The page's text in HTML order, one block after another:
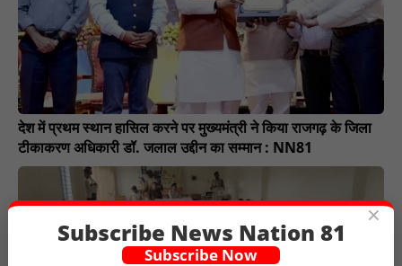
देश में प्रथम स्थान हासिल करने पर मुख्यमंत्री ने किया राजगढ़ के जिला
टीकाकरण अधिकारी डॉ. जलाल उद्दीन का सम्मान : NN81
×
Subscribe News Nation 81
Subscribe Now